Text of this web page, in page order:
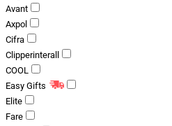
Avant
Axpol
Cifra
Clipperinterall
COOL
Easy Gifts
Elite
Fare